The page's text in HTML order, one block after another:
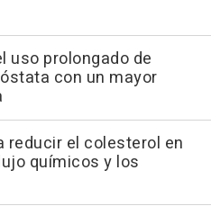
uso prolongado de
con un mayor
reducir el colesterol en
químicos y los